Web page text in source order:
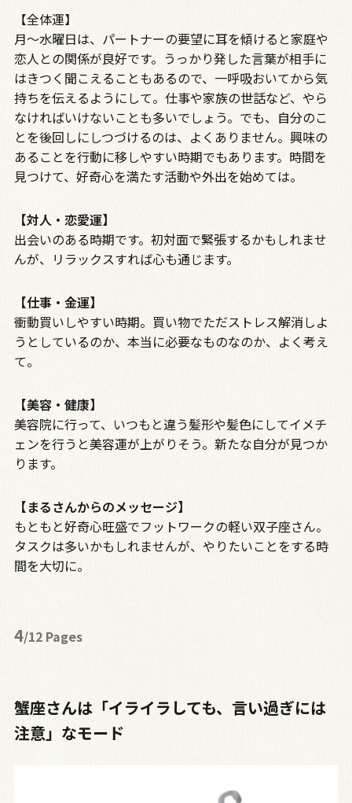
【全体運】
月～水曜日は、パートナーの要望に耳を傾けると家庭や
恋人との関係が良好です。うっかり発した言葉が相手に
はきつく聞こえることもあるので、一呼吸おいてから気
持ちを伝えるようにして。仕事や家族の世話など、やら
なければいけないことも多いでしょう。でも、自分のこ
とを後回しにしつづけるのは、よくありません。興味の
あることを行動に移しやすい時期でもあります。時間を
見つけて、好奇心を満たす活動や外出を始めては。
【対人・恋愛運】
出会いのある時期です。初対面で緊張するかもしれませ
んが、リラックスすれば心も通じます。
【仕事・金運】
衝動買いしやすい時期。買い物でただストレス解消しよ
うとしているのか、本当に必要なものなのか、よく考え
て。
【美容・健康】
美容院に行って、いつもと違う髪形や髪色にしてイメチ
ェンを行うと美容運が上がりそう。新たな自分が見つか
ります。
【まるさんからのメッセージ】
もともと好奇心旺盛でフットワークの軽い双子座さん。
タスクは多いかもしれませんが、やりたいことをする時
間を大切に。
4/12 Pages
蟹座さんは「イライラしても、言い過ぎには
注意」なモード